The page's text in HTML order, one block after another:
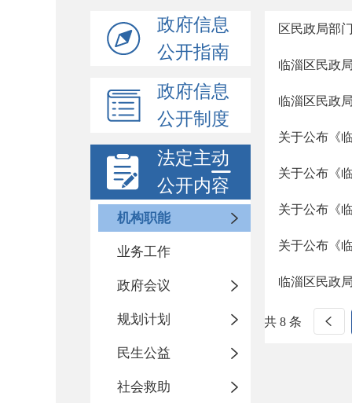
政府信息
公开指南
政府信息
公开制度
法定主动
公开内容
机构职能
业务工作
政府会议
规划计划
民生公益
社会救助
区民政局部
临淄区民政
临淄区民政
关于公布《
关于公布《
关于公布《
关于公布《
临淄区民政
共 8 条